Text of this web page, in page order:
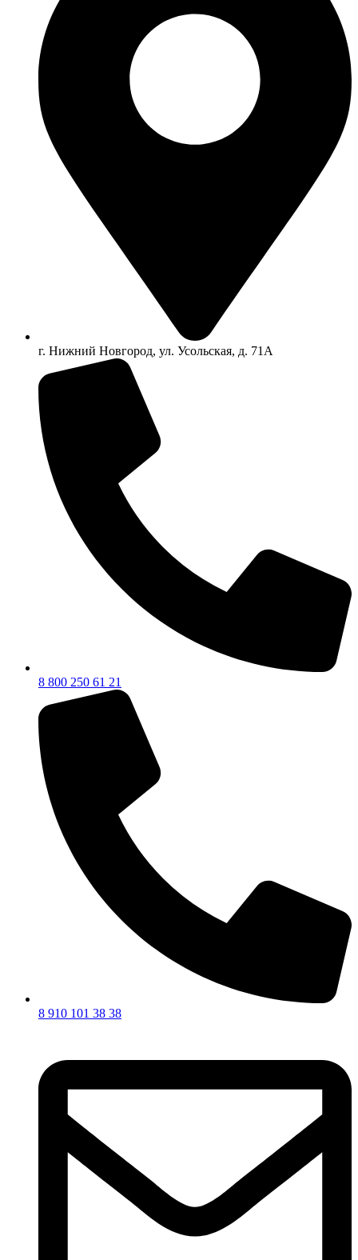
г. Нижний Новгород, ул. Усольская, д. 71А
8 800 250 61 21
8 910 101 38 38